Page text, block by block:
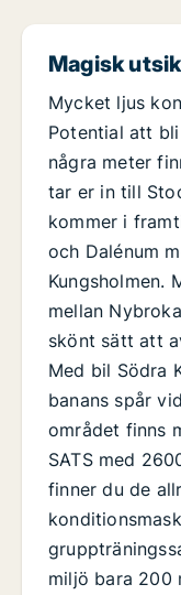
Magisk
Mycket ljus
Potential att
några meter
tar er in till
kommer i
och Dalénum
Kungsholmen.
mellan
skönt sätt att
Med bil Södra
banans spår
området finns
SATS med
finner du de
miljö bara 200